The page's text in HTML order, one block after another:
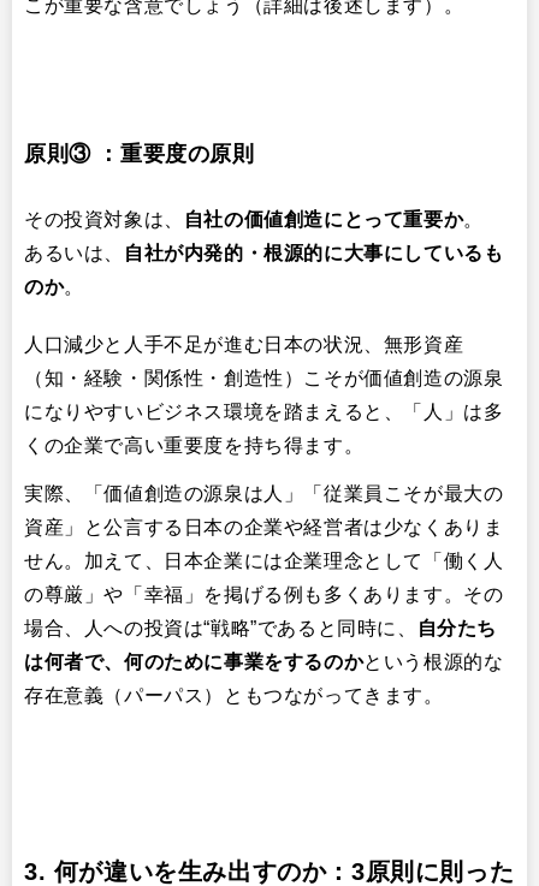
こが重要な含意でしょう（詳細は後述します）。
原則③ ：重要度の原則
その投資対象は、​ 自社の価値創造にとって重要か​。
あるいは、​
自社が内発的・根源的に大事にしているも
のか​。
人口減少と人手不足が進む日本の状況、無形資産
（知・経験・関係性・創造性）こそが価値創造の源泉
になりやすいビジネス環境を踏まえると、「人」は多
くの企業で高い重要度を持ち得ます。
実際、「価値創造の源泉は人」「従業員こそが最大の
資産」と公言する日本の企業や経営者は少なくありま
せん。加えて、日本企業には企業理念として「働く人
の尊厳」や「幸福」を掲げる例も多くあります。その
場合、人への投資は“戦略”であると同時に、​
自分たち
は何者で、何のために事業をするのかという根源的な
存在意義（パーパス）ともつながってきます。
3.何が違いを生み出すのか：3原則に則った